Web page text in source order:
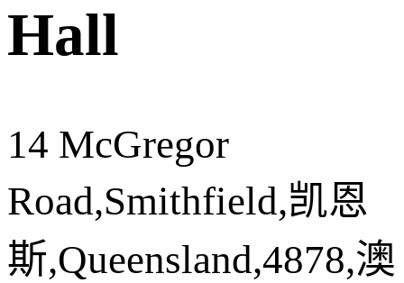
Hall
14 McGregor
Road,Smithfield,凯恩
斯,Queensland,4878,澳